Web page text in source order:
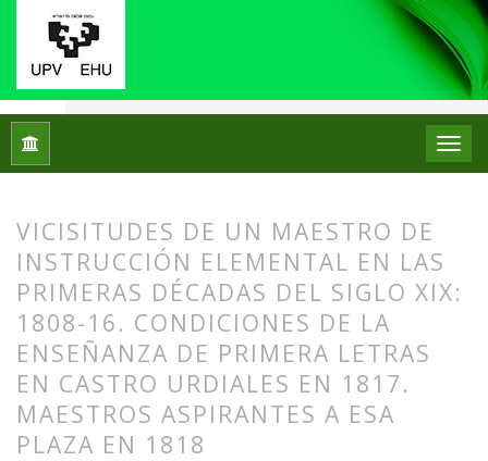
Inicio
VICISITUDES DE UN MAESTRO DE
INSTRUCCIÓN ELEMENTAL EN LAS
PRIMERAS DÉCADAS DEL SIGLO XIX:
1808-16. CONDICIONES DE LA
ENSEÑANZA DE PRIMERA LETRAS
EN CASTRO URDIALES EN 1817.
MAESTROS ASPIRANTES A ESA
PLAZA EN 1818